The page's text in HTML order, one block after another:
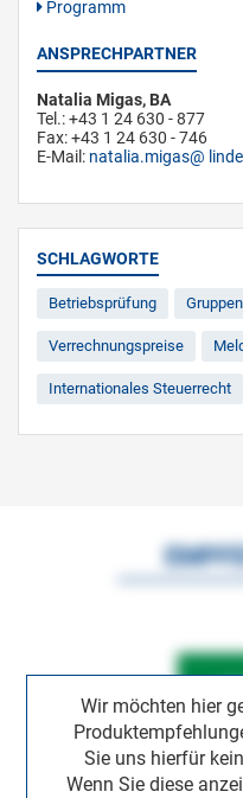
Programm
ANSPRECHPARTNER
Natalia Migas, BA
Tel.: +43 1 24 630 - 877
Fax: +43 1 24 630 - 746
E-Mail: natalia.migas
SCHLAGWORTE
Betriebsprüfung
Verrechnungspreise
Internationales Steuerrecht
Wir möchten hier
Sie uns hierfür
Wenn Sie diese